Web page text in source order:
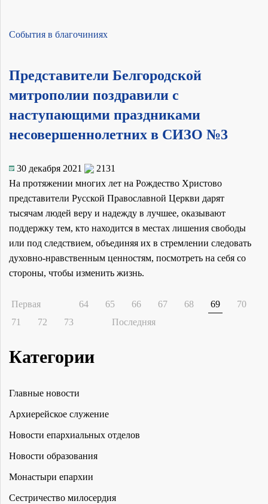
События в благочиниях
Представители Белгородской
митрополии поздравили с
наступающими праздниками
несовершеннолетних в СИЗО №3
30 декабря 2021
2131
На протяжении многих лет на Рождество Христово
представители Русской Православной Церкви дарят
тысячам людей веру и надежду в лучшее, оказывают
поддержку тем, кто находится в местах лишения свободы
или под следствием, объединяя их в стремлении следовать
духовно-нравственным ценностям, посмотреть на себя со
стороны, чтобы изменить жизнь.
Первая 64 65 66 67 68 69
70
71
72 73 Последняя
Категории
Главные новости
Архиерейское служение
Новости епархиальных отделов
Новости образования
Монастыри епархии
Сестричество милосердия